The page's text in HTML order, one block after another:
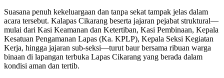
Suasana penuh kekeluargaan dan tanpa sekat tampak jelas dalam
acara tersebut. Kalapas Cikarang beserta jajaran pejabat struktural—
mulai dari Kasi Keamanan dan Ketertiban, Kasi Pembinaan, Kepala
Kesatuan Pengamanan Lapas (Ka. KPLP), Kepala Seksi Kegiatan
Kerja, hingga jajaran sub-seksi—turut baur bersama ribuan warga
binaan di lapangan terbuka Lapas Cikarang yang berada dalam
kondisi aman dan tertib.